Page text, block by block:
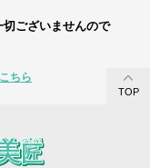
ございませんので
ちら
TOP